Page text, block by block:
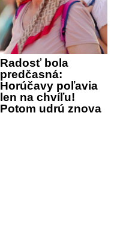
Radosť bola
predčasná:
Horúčavy poľavia
len na chvíľu!
Potom udrú znova